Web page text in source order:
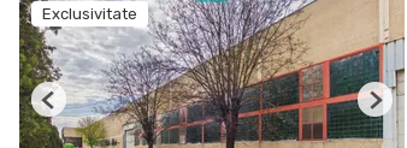
Exclusivitate
Previous Next